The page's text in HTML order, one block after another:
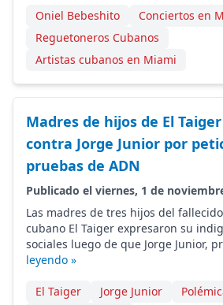
Oniel Bebeshito
Conciertos en
Reguetoneros Cubanos
Artistas cubanos en Miami
Madres de hijos de El
contra Jorge Junior por
pruebas de ADN
Publicado el viernes, 1 de
Las madres de tres hijos del
cubano El Taiger expresaron su
sociales luego de que Jorge Junior,
leyendo »
El Taiger Jorge Junior